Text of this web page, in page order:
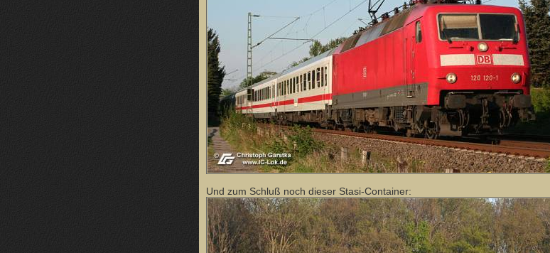
Und zum Schluß noch dieser Stasi-Container: